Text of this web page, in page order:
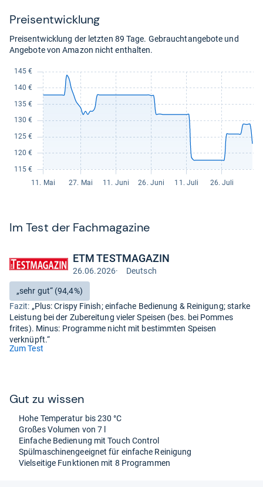
Preis­ent­wick­lung
Preisentwicklung der letzten 89 Tage. Gebrauchtangebote und
Angebote von Amazon nicht enthalten.
Im Test der Fach­ma­ga­zine
ETM TESTMAGAZIN
26.06.2026· Deutsch
Test
auf
Deutsch
Bewertung:
„sehr gut“ (94,4%)
Fazit: „Plus: Crispy Finish; einfache Bedienung & Reinigung; starke
Leistung bei der Zubereitung vieler Speisen (bes. bei Pommes
frites). Minus: Programme nicht mit bestimmten Speisen
verknüpft.“
Zum Test(öffnet
Gut zu wis­sen
Hohe Tem­pe­ra­tur bis 230 °C
Großes Volu­men von 7 l
Ein­fa­che Bedie­nung mit Touch Con­trol
Spül­ma­schi­nen­ge­eig­net für ein­fa­che Rei­ni­gung
Viel­sei­tige Funk­tio­nen mit 8 Pro­gram­men